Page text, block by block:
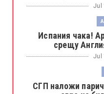
Jul
Испания чака!
срещу
Jul
СГП наложи